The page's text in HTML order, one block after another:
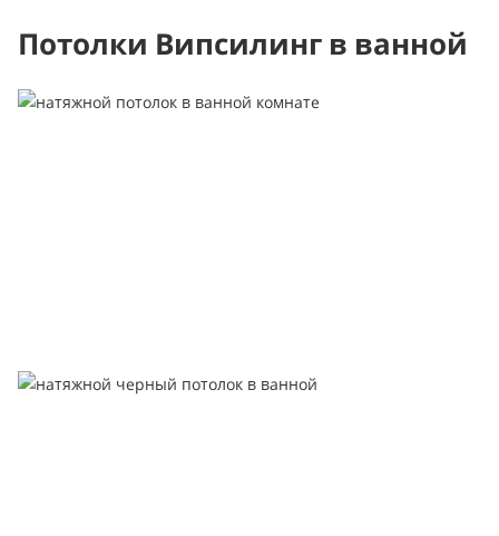
Потолки Випсилинг в ванной